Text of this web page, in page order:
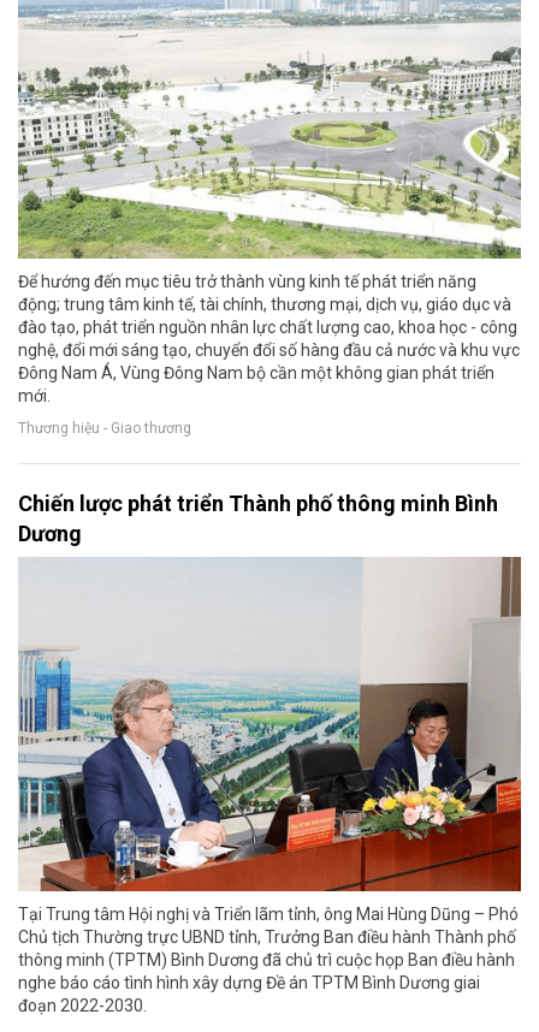
Để hướng đến mục tiêu trở thành vùng kinh tế phát triển năng
động; trung tâm kinh tế, tài chính, thương mại, dịch vụ, giáo dục và
đào tạo, phát triển nguồn nhân lực chất lượng cao, khoa học - công
nghệ, đổi mới sáng tạo, chuyển đổi số hàng đầu cả nước và khu vực
Đông Nam Á, Vùng Đông Nam bộ cần một không gian phát triển
mới.
Thương hiệu - Giao thương
Chiến lược phát triển Thành phố thông minh Bình
Dương
Tại Trung tâm Hội nghị và Triển lãm tỉnh, ông Mai Hùng Dũng – Phó
Chủ tịch Thường trực UBND tỉnh, Trưởng Ban điều hành Thành phố
thông minh (TPTM) Bình Dương đã chủ trì cuộc họp Ban điều hành
nghe báo cáo tình hình xây dựng Đề án TPTM Bình Dương giai
đoạn 2022-2030.